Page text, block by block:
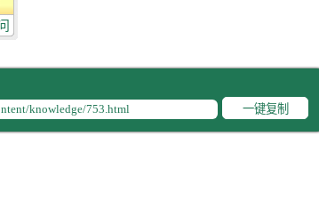
需提前预约）
提前预约）
权店1楼劳力士售后服务中心（需提前预约）
一键复制